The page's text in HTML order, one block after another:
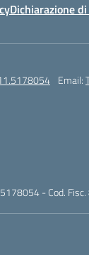
Dichiarazione
Email:
- Cod.